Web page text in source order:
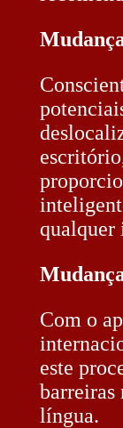
qualquer
Com o
este
barreiras
língua.